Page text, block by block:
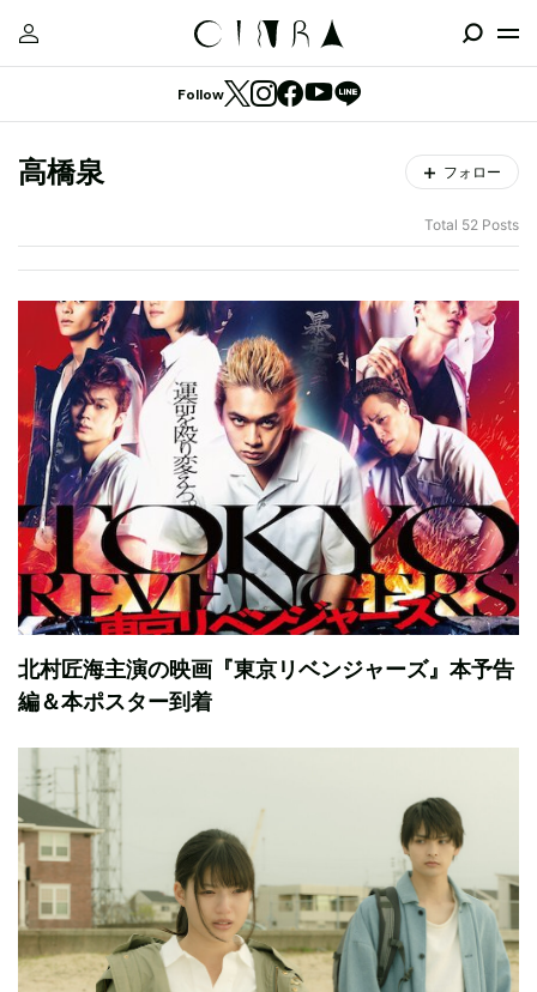
Follow
高橋泉 フォロー
Total 52 Posts
北村匠海主演の映画『東京リベンジャーズ』本予告
編＆本ポスター到着